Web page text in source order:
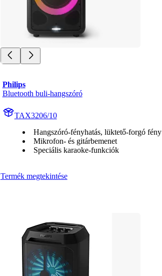
Philips
Bluetooth buli-hangszóró
TAX3206/10
Hangszóró-fényhatás, lüktető-forgó fény
Mikrofon- és gitárbemenet
Speciális karaoke-funkciók
Termék megtekintése